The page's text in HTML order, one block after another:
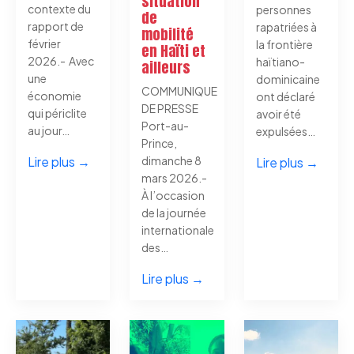
contexte du
rapport de
février
2026.- Avec
une
économie
qui périclite
au jour…
Lire plus →
de
mobilité
en Haïti et
ailleurs
COMMUNIQUE
DE PRESSE
Port-au-
Prince,
dimanche 8
mars 2026.-
À l’occasion
de la journée
internationale
des…
Lire plus →
personnes
rapatriées à
la frontière
haïtiano-
dominicaine
ont déclaré
avoir été
expulsées…
Lire plus →